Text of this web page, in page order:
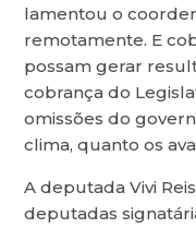
lamentou o
remotamente. E
possam gerar
cobrança do
omissões do
clima, quanto os
A deputada Vivi
deputadas